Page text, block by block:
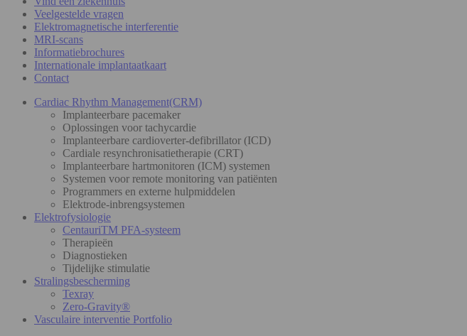
Veelgestelde vragen
Elektromagnetische interferentie
MRI-scans
Informatiebrochures
Internationale implantaatkaart
Contact
Cardiac Rhythm Management(CRM)
Implanteerbare pacemaker
Oplossingen voor tachycardie
Implanteerbare cardioverter-defibrillator (ICD)
Cardiale resynchronisatietherapie (CRT)
Implanteerbare hartmonitoren (ICM) systemen
Systemen voor remote monitoring van patiënten
Programmers en externe hulpmiddelen
Elektrode-inbrengsystemen
Elektrofysiologie
CentauriTM PFA-systeem
Therapieën
Diagnostieken
Tijdelijke stimulatie
Stralingsbescherming
Texray
Zero-Gravity®
Vasculaire interventie Portfolio